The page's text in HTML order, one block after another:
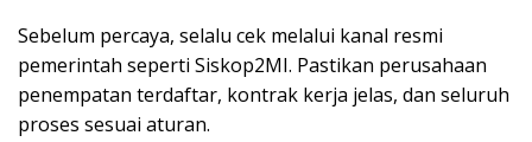
Sebelum percaya, selalu cek melalui kanal resmi
pemerintah seperti Siskop2MI. Pastikan perusahaan
penempatan terdaftar, kontrak kerja jelas, dan seluruh
proses sesuai aturan.